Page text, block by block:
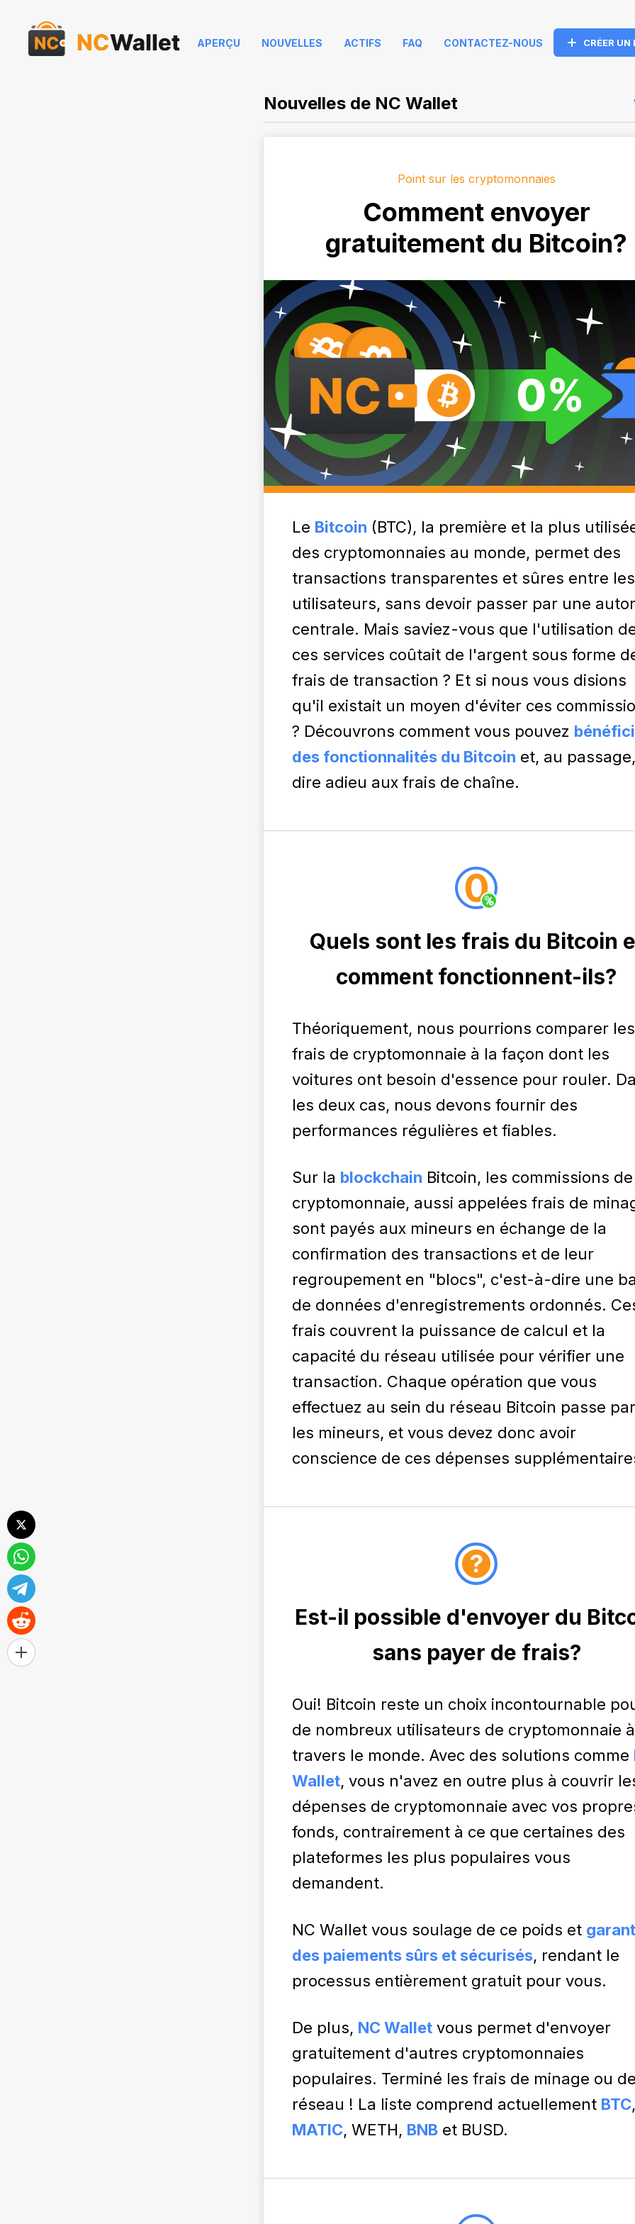
APERÇU NOUVELLES ACTIFS FAQ CONTACTEZ-NOUS CRÉER
Nouvelles de NC Wallet
Point sur les cryptomonnaies
Comment envoyer
gratuitement du Bitcoin?
Le Bitcoin (BTC), la première et la plus
des cryptomonnaies au monde, permet des
transactions transparentes et sûres entre les
utilisateurs, sans devoir passer par une
centrale. Mais saviez-vous que l'utilisation
ces services coûtait de l'argent sous forme
frais de transaction ? Et si nous vous disions
qu'il existait un moyen d'éviter ces
? Découvrons comment vous pouvez
des fonctionnalités du Bitcoin et, au passage,
dire adieu aux frais de chaîne.
Quels sont les frais du Bitcoin
comment fonctionnent-ils?
Théoriquement, nous pourrions comparer les
frais de cryptomonnaie à la façon dont les
voitures ont besoin d'essence pour rouler.
les deux cas, nous devons fournir des
performances régulières et fiables.
Sur la blockchain Bitcoin, les commissions de
cryptomonnaie, aussi appelées frais de
sont payés aux mineurs en échange de la
confirmation des transactions et de leur
regroupement en "blocs", c'est-à-dire une
de données d'enregistrements ordonnés.
frais couvrent la puissance de calcul et la
capacité du réseau utilisée pour vérifier une
transaction. Chaque opération que vous
effectuez au sein du réseau Bitcoin passe par
les mineurs, et vous devez donc avoir
conscience de ces dépenses
Est-il possible d'envoyer du
sans payer de frais?
Oui! Bitcoin reste un choix incontournable
de nombreux utilisateurs de cryptomonnaie à
travers le monde. Avec des solutions comme
Wallet, vous n'avez en outre plus à couvrir
dépenses de cryptomonnaie avec vos
fonds, contrairement à ce que certaines des
plateformes les plus populaires vous
demandent.
NC Wallet vous soulage de ce poids et
des paiements sûrs et sécurisés, rendant le
processus entièrement gratuit pour vous.
De plus, NC Wallet vous permet d'envoyer
gratuitement d'autres cryptomonnaies
populaires. Terminé les frais de minage ou de
réseau ! La liste comprend actuellement BTC,
MATIC, WETH, BNB et BUSD.